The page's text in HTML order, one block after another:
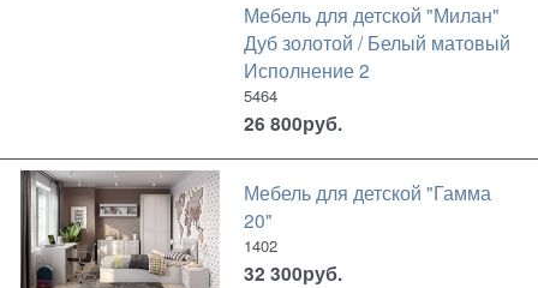
Мебель для детской "Милан"
Дуб золотой / Белый матовый
Исполнение 2
5464
26 800руб.
Мебель для детской "Гамма
20"
1402
32 300руб.